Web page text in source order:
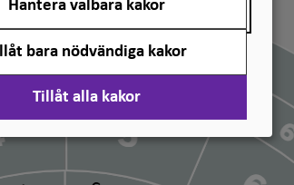
Hantera valbara kakor
bara nödvändiga kakor
Tillåt alla kakor